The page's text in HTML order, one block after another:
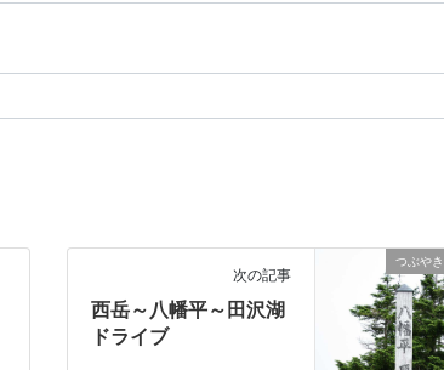
つぶや
次の記事
西岳～八幡平～田沢湖
ドライブ